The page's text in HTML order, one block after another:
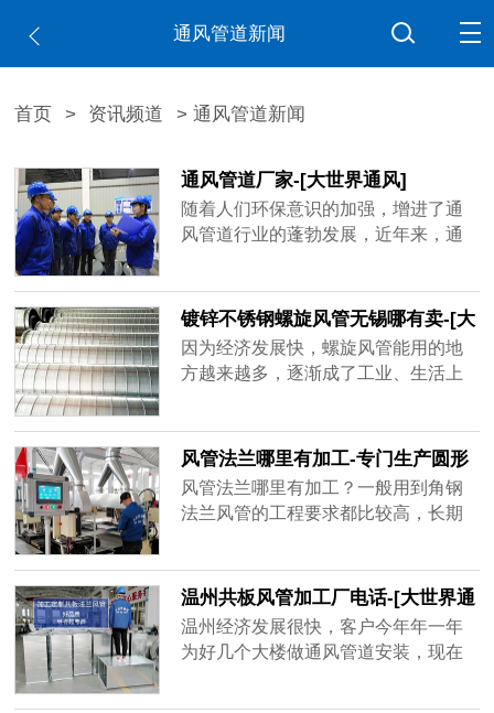
通风管道新闻
首页 > 资讯频道 > 通风管道新闻
通风管道厂家-[大世界通风]
随着人们环保意识的加强，增进了通
风管道行业的蓬勃发展，近年来，通
家偷工减料已成常态，比如客户要求
用1mm的板材做，实际到手可能是0.6
厚、0.8厚，看似价格实惠，在实际使
用过程中容易出现状况，运送带粉尘
技术不......
镀锌不锈钢螺旋风管无锡哪有卖-[大
世界]
因为经济发展快，螺旋风管能用的地
方越来越多，逐渐成了工业、生活上
厂家也跟着变多，但是质量可能比不
了品牌厂家，大世界通风作为行业内
品牌厂家，精益求精的品质顺应客户
对螺旋风管质量上的要求。
风管法兰哪里有加工-专门生产圆形
矩形风管法兰[大世界通风]
风管法兰哪里有加工？一般用到角钢
法兰风管的工程要求都比较高，长期
大的作用。
温州共板风管加工厂电话-[大世界通
风]
温州经济发展很快，客户今年年一年
为好几个大楼做通风管道安装，现在